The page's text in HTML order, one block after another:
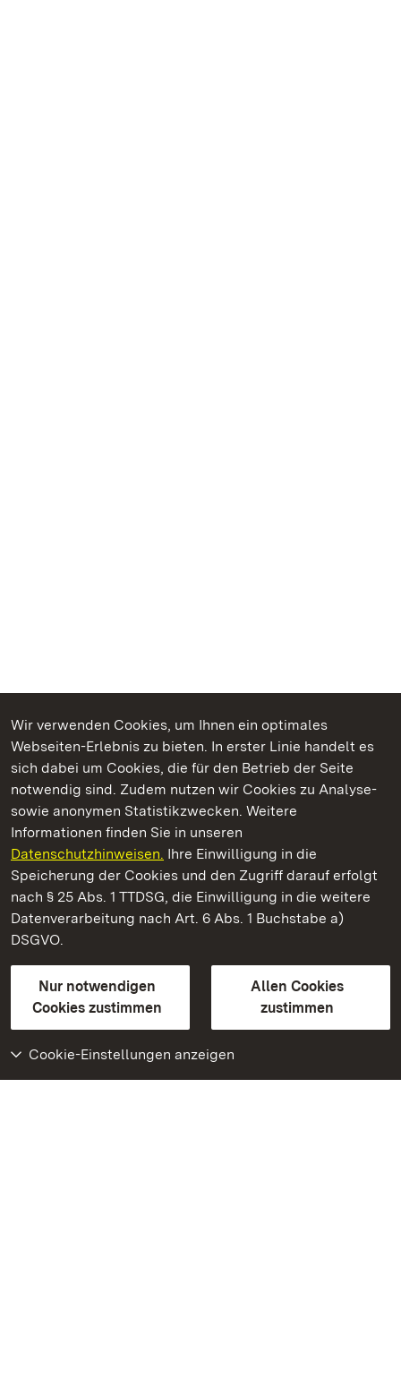
Wir verwenden Cookies, um Ihnen ein optimales
Webseiten-Erlebnis zu bieten. In erster Linie handelt es
sich dabei um Cookies, die für den Betrieb der Seite
notwendig sind. Zudem nutzen wir Cookies zu Analyse-
sowie anonymen Statistikzwecken. Weitere
Informationen finden Sie in unseren
Datenschutzhinweisen. Ihre Einwilligung in die
Speicherung der Cookies und den Zugriff darauf erfolgt
nach § 25 Abs. 1 TTDSG, die Einwilligung in die weitere
Datenverarbeitung nach Art. 6 Abs. 1 Buchstabe a)
DSGVO.
Nur notwendigen
Cookies zustimmen
Allen Cookies
zustimmen
Cookie-Einstellungen anzeigen
Kommen. Staunen. Genießen.
Heuneburg – Stadt Pyrene
Staatliche Schlösser und Gärten Baden-Württemberg
Kontakt
GebärdenspracheLeichte Sprache
Erklärung zur Barrierefreiheit
BITV-konform (geprüfte Seiten)
Weiteres